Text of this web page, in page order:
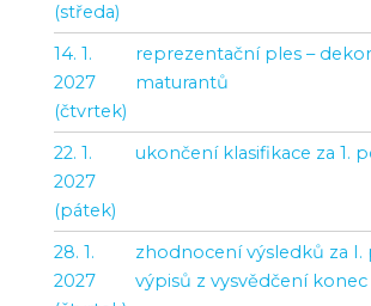
(středa)
14. 1.
2027
(čtvrtek)
reprezentační ples –
maturantů
22. 1.
2027
(pátek)
ukončení klasifikace za 1.
28. 1.
2027
zhodnocení výsledků za
výpisů z vysvědčení